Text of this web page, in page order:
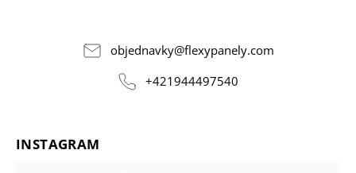
objednavky@flexypanely.com
+421944497540
INSTAGRAM